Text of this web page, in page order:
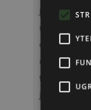
januar 2025
november
oktober
mars 2024
februar 2024
januar 2024